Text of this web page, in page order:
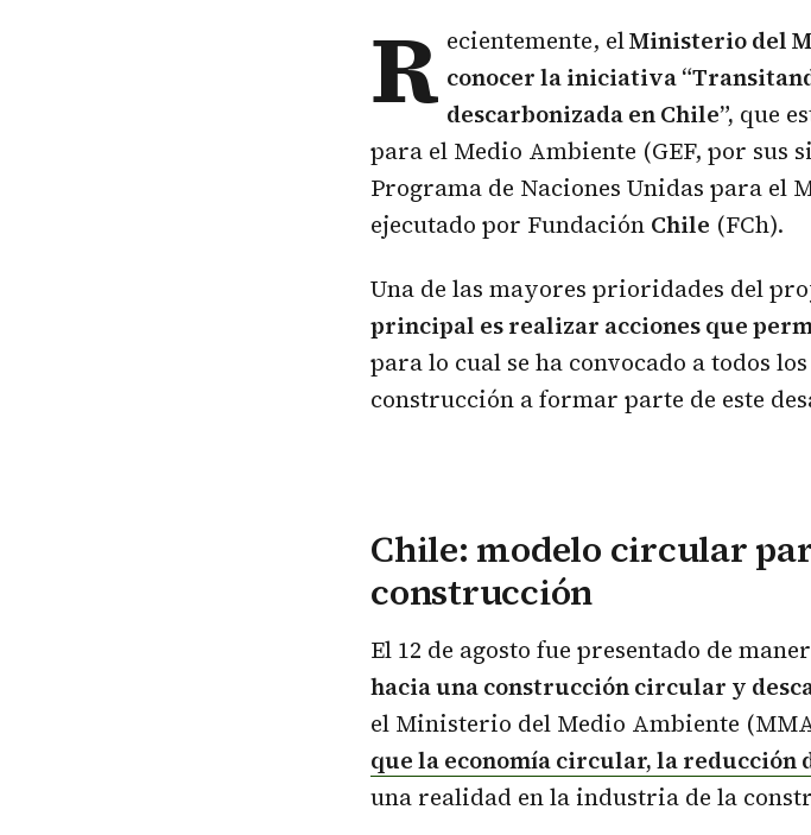
R ecientemente, elMinisterio del
conocer la iniciativa
descarbonizada en Chile”, que
para el Medio Ambiente (GEF, por sus
Programa de Naciones Unidas para el
ejecutado por Fundación Chile (FCh).
Una de las mayores prioridades del
principal es realizar acciones que
para lo cual se ha convocado a todos
construcción a formar parte de este
Chile: modelo circular
construcción
El 12 de agosto fue presentado de
hacia una construcción circular y
el Ministerio del Medio Ambiente
que la economía circular, la reducción
una realidad en la industria de la